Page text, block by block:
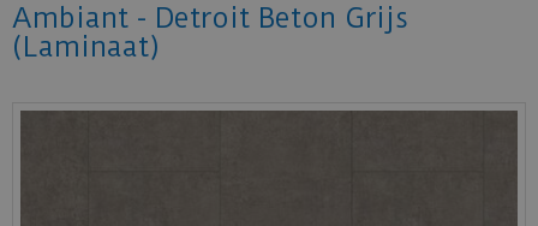
Ambiant - Detroit Beton Grijs
(Laminaat)